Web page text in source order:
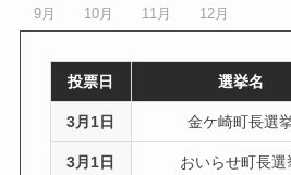
9月 10月 11月 12月
投票日 選挙名
3月1日 金ケ崎町長選
3月1日 おいらせ町長選